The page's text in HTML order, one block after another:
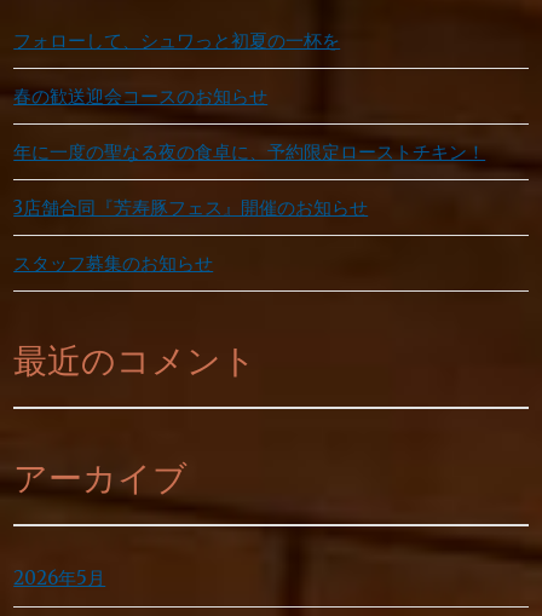
フォローして、シュワっと初夏の一杯を
春の歓送迎会コースのお知らせ
年に一度の聖なる夜の食卓に、予約限定ローストチキン！
3店舗合同『芳寿豚フェス』開催のお知らせ
スタッフ募集のお知らせ
最近のコメント
アーカイブ
2026年5月